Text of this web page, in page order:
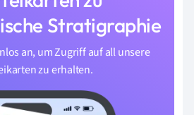
Stratigraphie
an, um Zugriff auf all unsere
zu erhalten.